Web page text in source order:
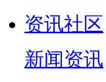
资讯社区
新闻资讯